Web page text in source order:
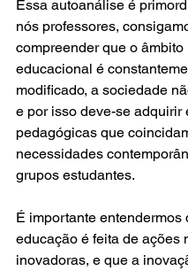
Essa autoanálise é
nós professores,
compreender que o âmbito
educacional é
modificado, a sociedade
e por isso deve-se adquirir
pedagógicas que
necessidades
grupos estudantes.
É importante entendermos
educação é feita de ações
inovadoras, e que a